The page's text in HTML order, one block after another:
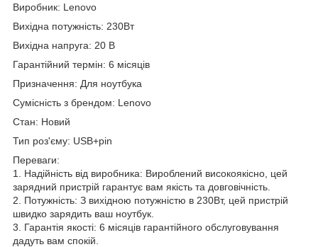
Виробник: Lenovo
Вихідна потужність: 230Вт
Вихідна напруга: 20 В
Гарантійний термін: 6 місяців
Призначення: Для ноутбука
Сумісність з брендом: Lenovo
Стан: Новий
Тип роз'єму: USB+pin
Переваги:
1. Надійність від виробника: Вироблений високоякісно, цей
зарядний пристрій гарантує вам якість та довговічність.
2. Потужність: З вихідною потужністю в 230Вт, цей пристрій
швидко зарядить ваш ноутбук.
3. Гарантія якості: 6 місяців гарантійного обслуговування
дадуть вам спокій.